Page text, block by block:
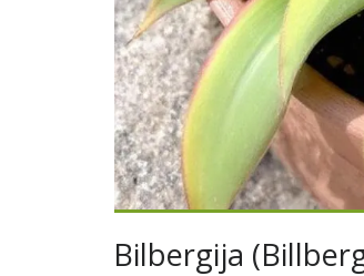
Bilbergija